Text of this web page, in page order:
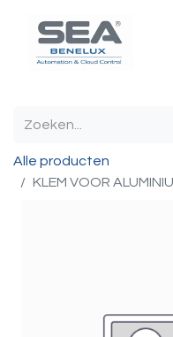
Alle producten
KLEM VOOR